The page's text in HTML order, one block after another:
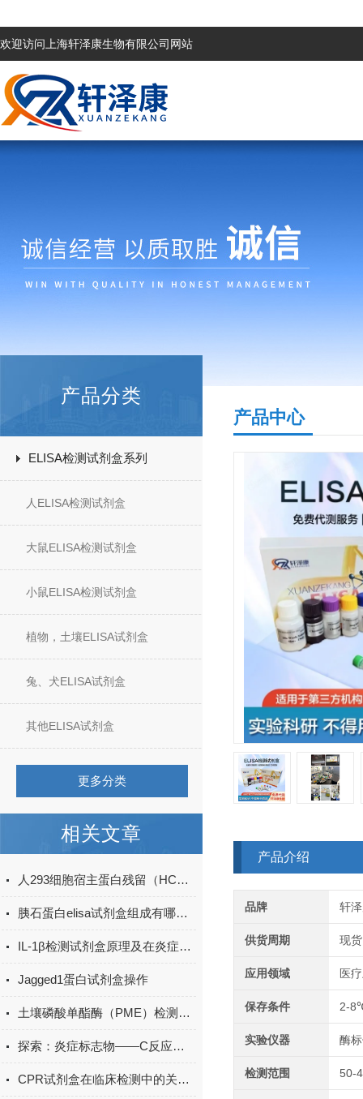
欢迎访问上海轩泽康生物有限公司网站
产品分类
ELISA检测试剂盒系列
人ELISA检测试剂盒
大鼠ELISA检测试剂盒
小鼠ELISA检测试剂盒
植物，土壤ELISA试剂盒
兔、犬ELISA试剂盒
其他ELISA试剂盒
更多分类
相关文章
人293细胞宿主蛋白残留（HCP）ELISA检测试剂盒产品升级
胰石蛋白elisa试剂盒组成有哪些？
IL-1β检测试剂盒原理及在炎症研究中的应用
Jagged1蛋白试剂盒操作
土壤磷酸单酯酶（PME）检测试剂盒现货
探索：炎症标志物——C反应蛋白的生物学功能
CPR试剂盒在临床检测中的关键作用
产品中心
产品介绍
品牌 轩
供货周期 现货
应用领域 医
保存条件 2-
实验仪器 酶
检测范围 50-